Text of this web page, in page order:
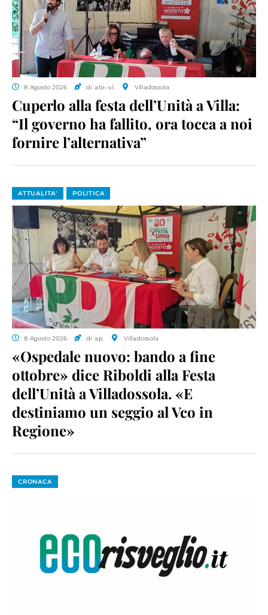
8 Agosto 2026 di a.te.-v.l. Villadossola
Cuperlo alla festa dell’Unità a Villa:
“Il governo ha fallito, ora tocca a noi
fornire l’alternativa”
ATTUALITA' POLITICA
8 Agosto 2026 di a.p. Villadossola
«Ospedale nuovo: bando a fine
ottobre» dice Riboldi alla Festa
dell’Unità a Villadossola. «E
destiniamo un seggio al Vco in
Regione»
CRONACA